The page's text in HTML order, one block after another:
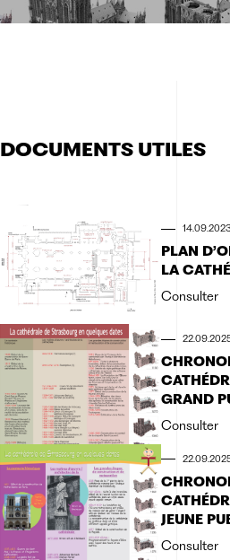
DOCUMENTS UTILES
14.09.2023
PLAN
LA
Consulter
GRAND
Consulter
JEUNE
Consulter